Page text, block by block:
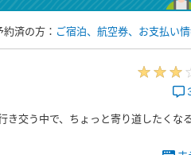
約済の方： ご宿泊、航空券、お支払い
き交う中で、ちょっと寄り道したくな